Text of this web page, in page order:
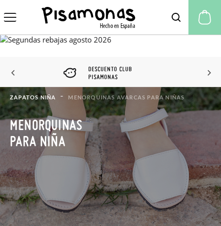
DESCUENTO CLUB
PISAMONAS
ZAPATOS NIÑA MENORQUINAS AVARCAS PARA NIÑAS
MENORQUINAS
PARA NIÑA